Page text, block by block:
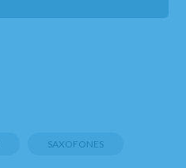
SAXOFONES